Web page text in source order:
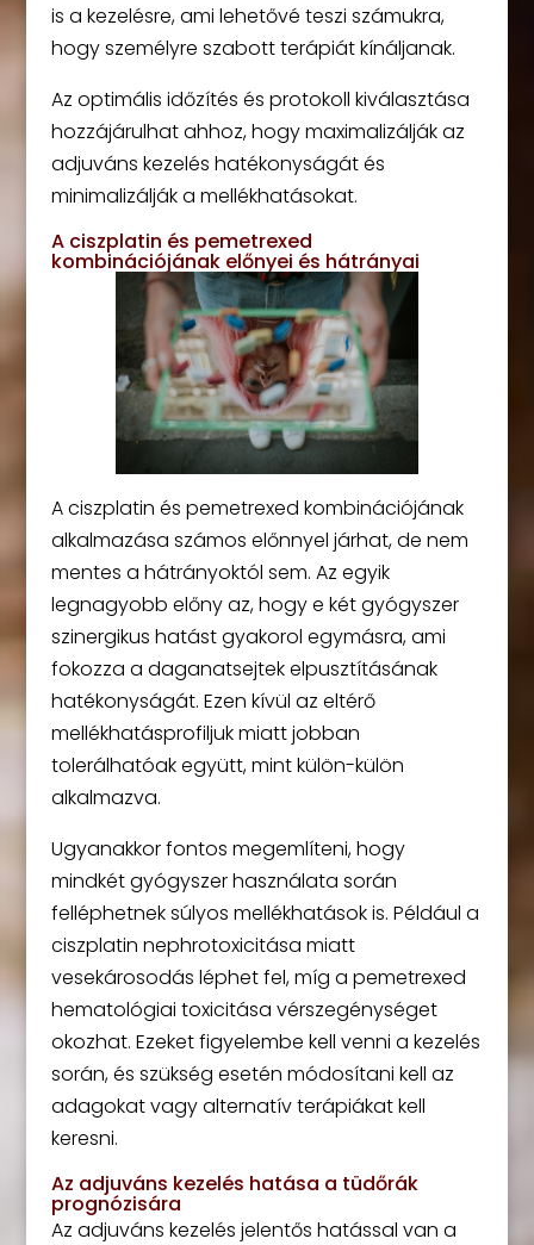
is a kezelésre, ami lehetővé teszi számukra,
hogy személyre szabott terápiát kínáljanak.
Az optimális időzítés és protokoll kiválasztása
hozzájárulhat ahhoz, hogy maximalizálják az
adjuváns kezelés hatékonyságát és
minimalizálják a mellékhatásokat.
A ciszplatin és pemetrexed
kombinációjának előnyei és hátrányai
A ciszplatin és pemetrexed kombinációjának
alkalmazása számos előnnyel járhat, de nem
mentes a hátrányoktól sem. Az egyik
legnagyobb előny az, hogy e két gyógyszer
szinergikus hatást gyakorol egymásra, ami
fokozza a daganatsejtek elpusztításának
hatékonyságát. Ezen kívül az eltérő
mellékhatásprofiljuk miatt jobban
tolerálhatóak együtt, mint külön-külön
alkalmazva.
Ugyanakkor fontos megemlíteni, hogy
mindkét gyógyszer használata során
felléphetnek súlyos mellékhatások is. Például a
ciszplatin nephrotoxicitása miatt
vesekárosodás léphet fel, míg a pemetrexed
hematológiai toxicitása vérszegénységet
okozhat. Ezeket figyelembe kell venni a kezelés
során, és szükség esetén módosítani kell az
adagokat vagy alternatív terápiákat kell
keresni.
Az adjuváns kezelés hatása a tüdőrák
prognózisára
Az adjuváns kezelés jelentős hatással van a